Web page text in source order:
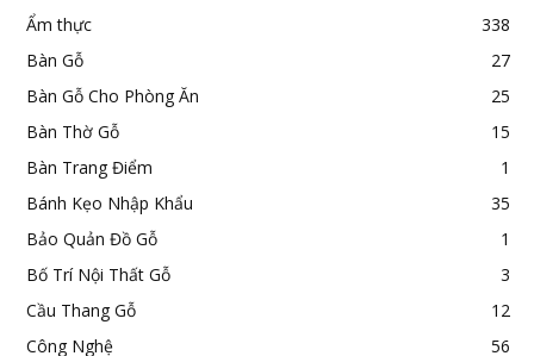
Ẩm thực
338
Bàn Gỗ
27
Bàn Gỗ Cho Phòng Ăn
25
Bàn Thờ Gỗ
15
Bàn Trang Điểm
1
Bánh Kẹo Nhập Khẩu
35
Bảo Quản Đồ Gỗ
1
Bố Trí Nội Thất Gỗ
3
Cầu Thang Gỗ
12
Công Nghệ
56